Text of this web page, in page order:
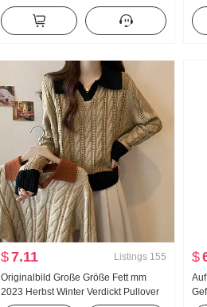
Wind Top chic
$7.11 Listings 155
Originalbild Große Größe Fett mm
2023 Herbst Winter Verdickt Pullover
$